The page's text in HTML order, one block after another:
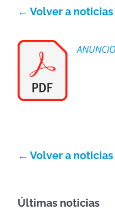
Turismo
Actividad económica
Actualidad
← Volver a noticias
← Volver a noticias
Últimas noticias